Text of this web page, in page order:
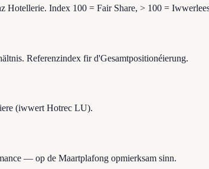
Index 100 = Fair Share, > 100 =
Referenzindex fir d'Gesamtpositionéierung.
(iwwert Hotrec LU).
— op de Maartplafong opmierksam sinn.